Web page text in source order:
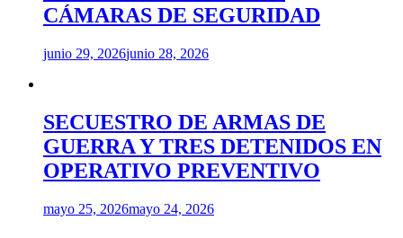
CÁMARAS DE SEGURIDAD
junio 29, 2026junio 28, 2026
SECUESTRO DE ARMAS DE
GUERRA Y TRES DETENIDOS EN
OPERATIVO PREVENTIVO
mayo 25, 2026mayo 24, 2026